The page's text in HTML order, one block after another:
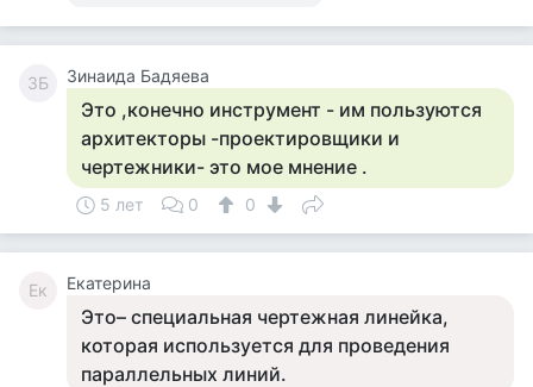
ЗБ Зинаида Бадяева
Это ,конечно инструмент - им пользуются
архитекторы -проектировщики и
чертежники- это мое мнение .
5 лет 0 0
Ек Екатерина
Это– специальная чертежная линейка,
которая используется для проведения
параллельных линий.